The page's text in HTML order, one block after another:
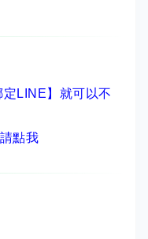
LINE】 就可以不
點我